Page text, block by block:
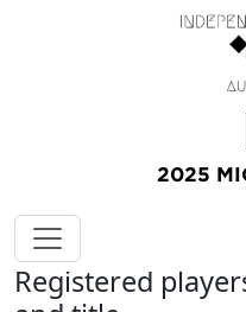
2025